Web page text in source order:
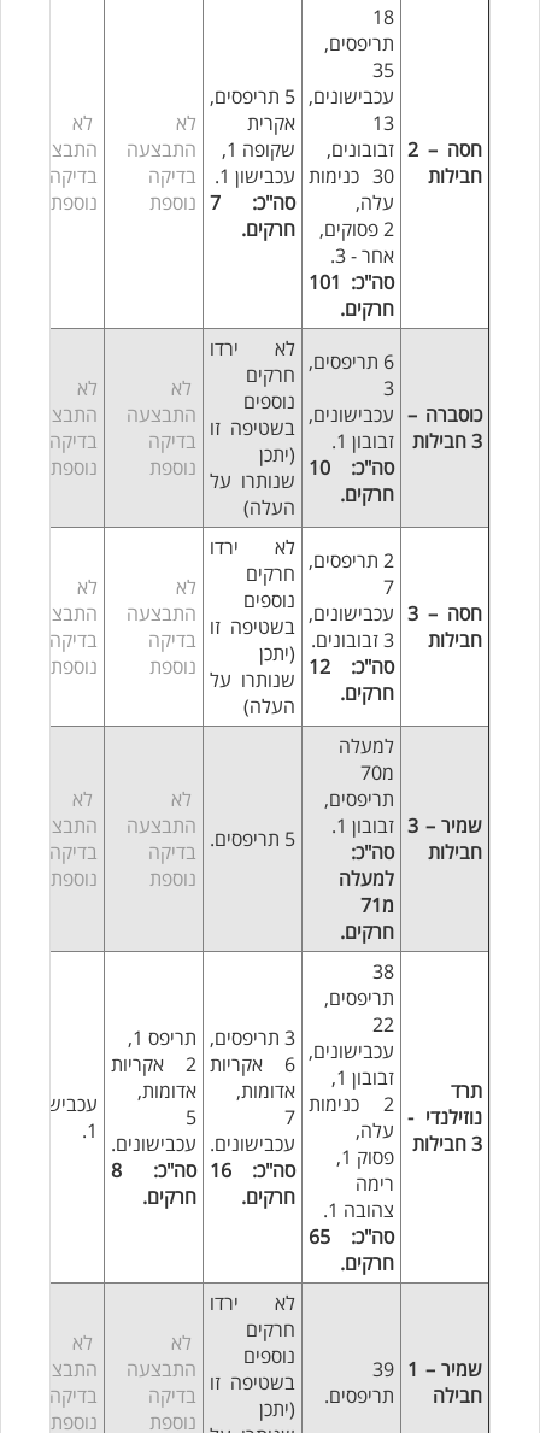
חסה – 2
חבילות
18
תריפסים,
35
עכבישונים,
13
זבובונים,
30 כנימות
עלה,
2 פסוקים,
אחר - 3.
סה"כ: 101
חרקים.
5 תריפסים,
אקרית
שקופה 1,
עכבישון 1.
סה"כ: 7
חרקים.
לא
התבצעה
בדיקה
נוספת
לא
התבצעה
בדיקה
נוספת
כוסברה –
3 חבילות
6 תריפסים,
3
עכבישונים,
זבובון 1.
סה"כ: 10
חרקים.
לא ירדו
חרקים
נוספים
בשטיפה זו
(יתכן
שנותרו על
העלה)
לא
התבצעה
בדיקה
נוספת
לא
התבצעה
בדיקה
נוספת
חסה – 3
חבילות
2 תריפסים,
7
עכבישונים,
3 זבובונים.
סה"כ: 12
חרקים.
לא ירדו
חרקים
נוספים
בשטיפה זו
(יתכן
שנותרו על
העלה)
לא
התבצעה
בדיקה
נוספת
לא
התבצעה
בדיקה
נוספת
שמיר – 3
חבילות
למעלה
מ70
תריפסים,
זבובון 1.
סה"כ:
למעלה
מ71
חרקים.
5 תריפסים.
לא
התבצעה
בדיקה
נוספת
לא
התבצעה
בדיקה
נוספת
תרד
נוזילנדי -
3 חבילות
38
תריפסים,
22
עכבישונים,
זבובון 1,
2 כנימות
עלה,
פסוק 1,
רימה
צהובה 1.
סה"כ: 65
חרקים.
3 תריפסים,
6 אקריות
אדומות,
7
עכבישונים.
סה"כ: 16
חרקים.
תריפס 1,
2 אקריות
אדומות,
5
עכבישונים.
סה"כ: 8
חרקים.
עכבישון
1.
שמיר – 1
חבילה
39
תריפסים.
לא ירדו
חרקים
נוספים
בשטיפה זו
(יתכן
לא
התבצעה
בדיקה
נוספת
לא
התבצעה
בדיקה
נוספת